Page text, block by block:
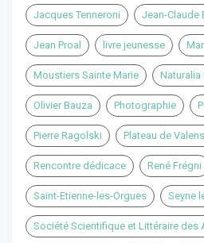
Jacques Tenneroni Jean-Claude
Jean Proal livre jeunesse
Moustiers Sainte Marie
Olivier Bauza Photographie
Pierre Ragolski Plateau de
Rencontre dédicace René Frégni
Saint-Etienne-les-Orgues Seyne
Société Scientifique et Littéraire des